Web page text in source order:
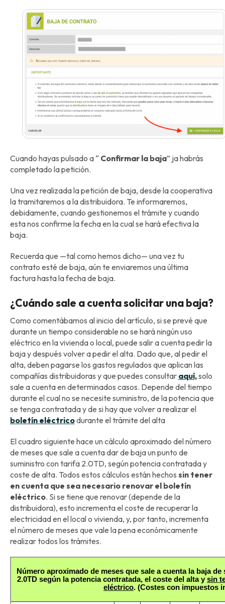
Cuando hayas pulsado a “ Confirmar la baja” ja habrás
completado la petición.
Una vez realizada la petición de baja, desde la cooperativa
la tramitaremos a la distribuidora. Te informaremos,
debidamente, cuando gestionemos el trámite y cuando
esta nos confirme la fecha en la cual se hará efectiva la
baja.
Recuerda que —tal como hemos dicho— una vez tu
contrato esté de baja, aún te enviaremos una última
factura hasta la fecha de baja.
¿Cuándo sale a cuenta solicitar una baja?
Como comentábamos al inicio del artículo, si se prevé que
durante un tiempo considerable no se hará ningún uso
eléctrico en la vivienda o local, puede salir a cuenta pedir la
baja y después volver a pedir el alta. Dado que, al pedir el
alta, deben pagarse los gastos regulados que aplican las
compañías distribuidoras y que puedes consultar aquí,solo
sale a cuenta en determinados casos. Depende del tiempo
durante el cual no se necesite suministro, de la potencia que
se tenga contratada y de si hay que volver a realizar el
boletín eléctricodurante el trámite del alta
El cuadro siguiente hace un cálculo aproximado del número
de meses que sale a cuenta dar de baja un punto de
suministro con tarifa 2.0TD, según potencia contratada y
coste de alta. Todos estos cálculos están hechos sin tener
en cuenta que sea necesario renovar el boletín
eléctrico. Si se tiene que renovar (depende de la
distribuidora), esto incrementa el coste de recuperar la
electricidad en el local o vivienda, y, por tanto, incrementa
el número de meses que vale la pena económicamente
realizar todos los trámites.